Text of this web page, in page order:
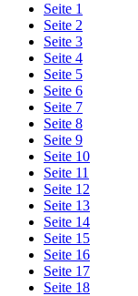
Seite 1
Seite 2
Seite 3
Seite 4
Seite 5
Seite 6
Seite 7
Seite 8
Seite 9
Seite 10
Seite 11
Seite 12
Seite 13
Seite 14
Seite 15
Seite 16
Seite 17
Seite 18